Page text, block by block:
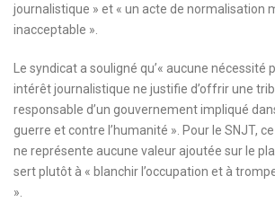
journalistique » et « un acte de normalisation
inacceptable ».
Le syndicat a souligné qu’« aucune nécessité
intérêt journalistique ne justifie d’offrir une
responsable d’un gouvernement impliqué
guerre et contre l’humanité ». Pour le SNJT,
ne représente aucune valeur ajoutée sur le
sert plutôt à « blanchir l’occupation et à
».